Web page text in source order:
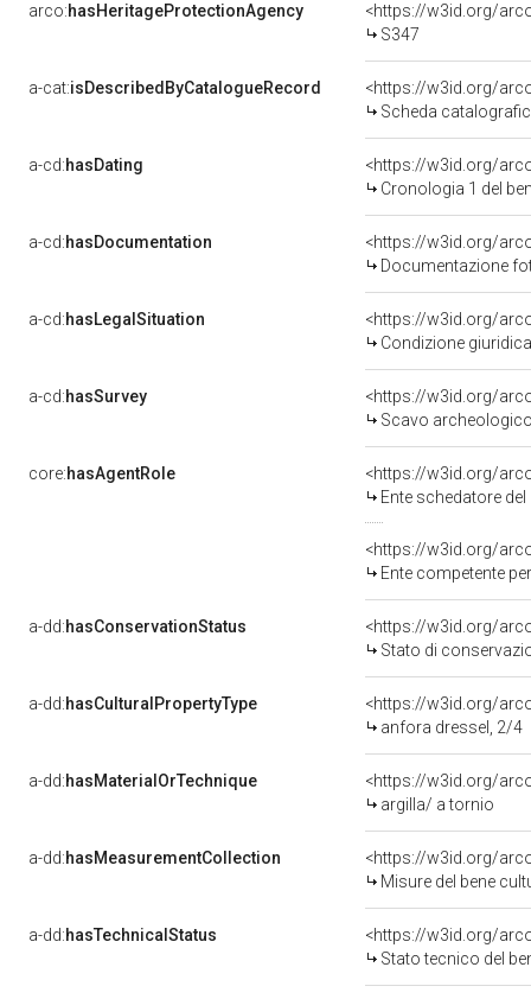
arco:hasHeritageProtectionAgency
<https://w3id.org/
S347
a-cat:isDescribedByCatalogueRecord
<https://w3id.org/
Scheda
a-cd:hasDating
<https://w3id.org/
Cronologia 1 del
a-cd:hasDocumentation
Documentazione
a-cd:hasLegalSituation
<https://w3id.org/
Condizione
a-cd:hasSurvey
<https://w3id.org/
Scavo
core:hasAgentRole
<https://w3id.org/
Ente schedatore del
<https://w3id.org/
Ente competente per
a-dd:hasConservationStatus
<https://w3id.org/
Stato di
a-dd:hasCulturalPropertyType
<https://w3id.org/
anfora dressel, 2/4
a-dd:hasMaterialOrTechnique
<https://w3id.org/
argilla/ a tornio
a-dd:hasMeasurementCollection
<https://w3id.org/
Misure del bene
a-dd:hasTechnicalStatus
<https://w3id.org/
Stato tecnico del